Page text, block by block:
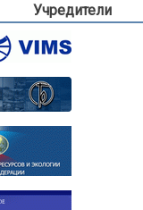
Учредители